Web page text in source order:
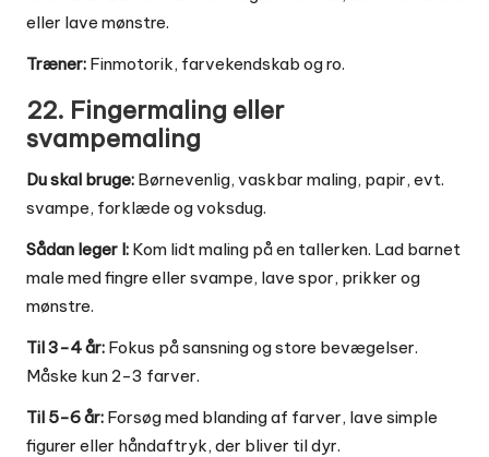
eller lave mønstre.
Træner: Finmotorik, farvekendskab og ro.
22. Fingermaling eller
svampemaling
Du skal bruge: Børnevenlig, vaskbar maling, papir, evt.
svampe, forklæde og voksdug.
Sådan leger I: Kom lidt maling på en tallerken. Lad barnet
male med fingre eller svampe, lave spor, prikker og
mønstre.
Til 3-4 år: Fokus på sansning og store bevægelser.
Måske kun 2-3 farver.
Til 5-6 år: Forsøg med blanding af farver, lave simple
figurer eller håndaftryk, der bliver til dyr.